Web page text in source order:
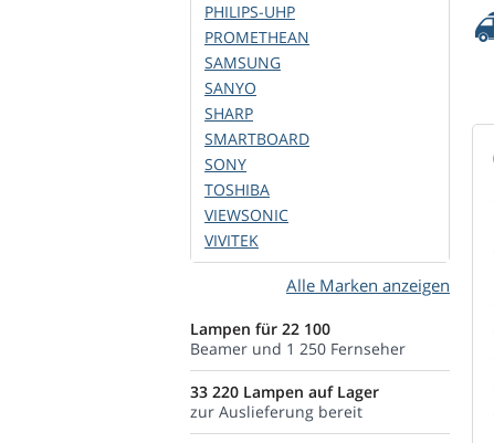
PHILIPS-UHP
PROMETHEAN
SAMSUNG
SANYO
SHARP
SMARTBOARD
SONY
TOSHIBA
VIEWSONIC
VIVITEK
Alle Marken anzeigen
Lampen für 22 100
Beamer und 1 250 Fernseher
33 220 Lampen auf Lager
zur Auslieferung bereit